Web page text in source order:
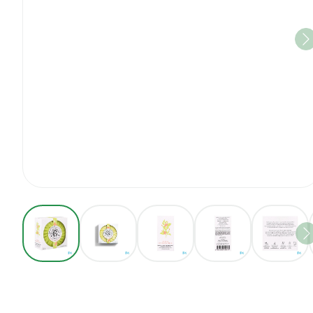
View larger image View larger imageView larger image